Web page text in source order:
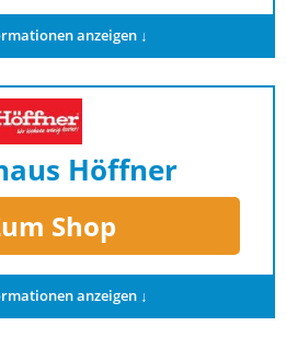
anzeigen ↓
Höffner
Shop
anzeigen ↓